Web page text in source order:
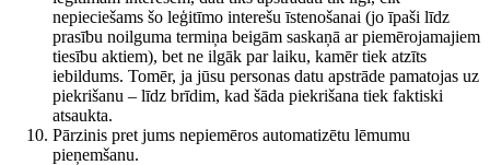
nepieciešams šo leģitīmo interešu īstenošanai (jo īpaši līdz
prasību noilguma termiņa beigām saskaņā ar piemērojamajiem
tiesību aktiem), bet ne ilgāk par laiku, kamēr tiek atzīts
iebildums. Tomēr, ja jūsu personas datu apstrāde pamatojas uz
piekrišanu – līdz brīdim, kad šāda piekrišana tiek faktiski
atsaukta.
Pārzinis pret jums nepiemēros automatizētu lēmumu
pieņemšanu.